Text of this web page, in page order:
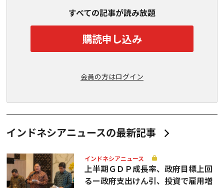
すべての記事が読み放題
購読申し込み
会員の方はログイン
インドネシアニュースの最新記事
インドネシアニュース
上半期ＧＤＰ成長率、政府目標上回
るー政府支出けん引、投資で雇用増